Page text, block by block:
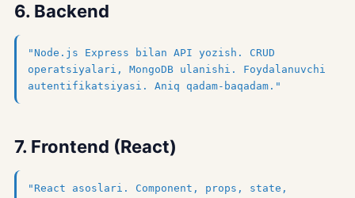
6. Backend
"Node.js Express bilan API yozish. CRUD
operatsiyalari, MongoDB ulanishi. Foydalanuvchi
autentifikatsiyasi. Aniq qadam-baqadam."
7. Frontend (React)
"React asoslari. Component, props, state,